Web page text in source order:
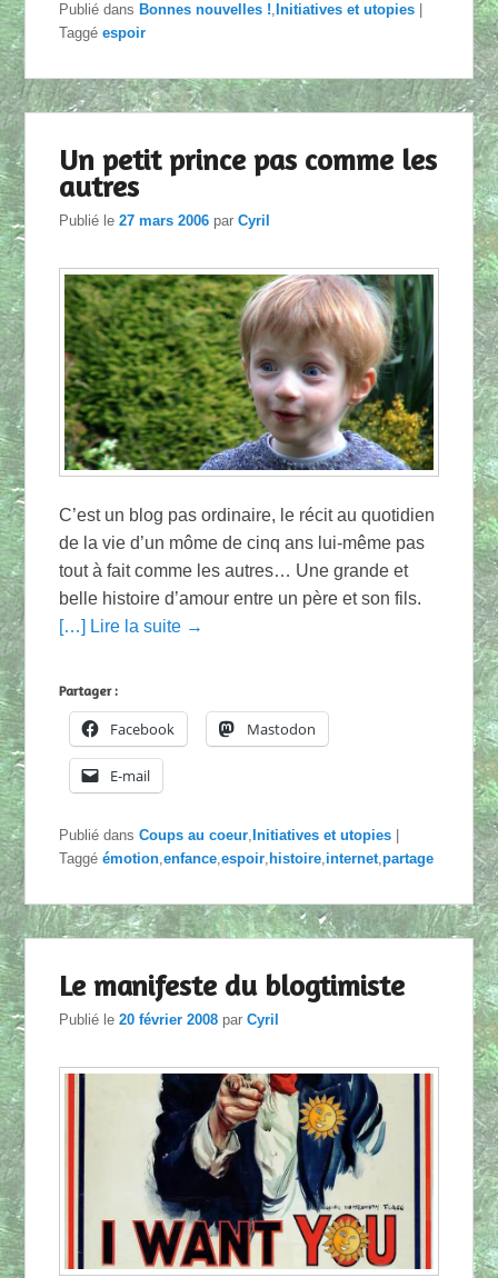
Publié dans Bonnes nouvelles !, Initiatives et utopies
Taggé espoir
Un petit prince pas comme les
autres
Publié le27 mars 2006 parCyril
C’est un blog pas ordinaire, le récit au quotidien
de la vie d’un môme de cinq ans lui-même pas
tout à fait comme les autres… Une grande et
belle histoire d’amour entre un père et son fils.
[…] Lire la suite →
Partager :
Facebook Mastodon
E-mail
Publié dans Coups au coeur, Initiatives et utopies
Taggé émotion,enfance,espoir, histoire,internet,partage
Le manifeste du blogtimiste
Publié le20 février 2008 parCyril